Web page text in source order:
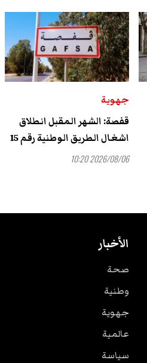
جهوية
قفصة: الشهر المقبل انطلاق
اشغال الطريق الوطنية رقم 15
2026/08/06 10:20
الأخبار
صحة
وطنية
جهوية
عالمية
سياسة